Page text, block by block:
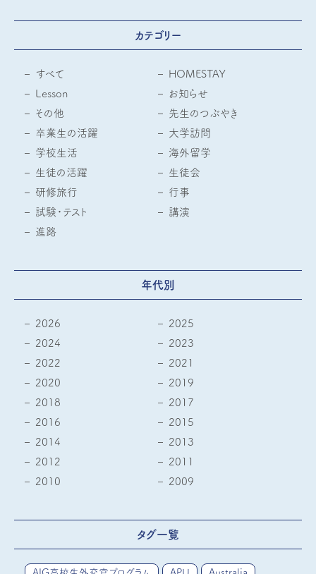
カテゴリー
すべて
HOMESTAY
Lesson
お知らせ
その他
先生のつぶやき
卒業生の活躍
大学訪問
学校生活
海外留学
生徒の活躍
生徒会
研修旅行
行事
試験・テスト
講演
進路
年代別
2026
2025
2024
2023
2022
2021
2020
2019
2018
2017
2016
2015
2014
2013
2012
2011
2010
2009
タグ一覧